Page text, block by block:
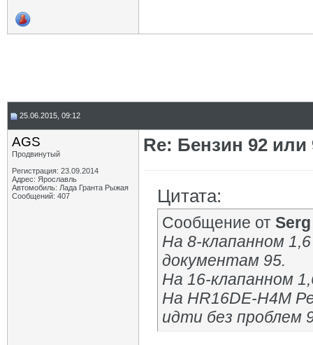
25.06.2015, 09:12
AGS
Продвинутый
Регистрация: 23.09.2014
Адрес: Ярославль
Автомобиль: Лада Гранта Рыжая
Сообщений: 407
Re: Бензин 92 или
Цитата:
Сообщение от Serg
На 8-клапанном
документам 95.
На 16-клапанном
На HR16DE-H4M
идти без проблем